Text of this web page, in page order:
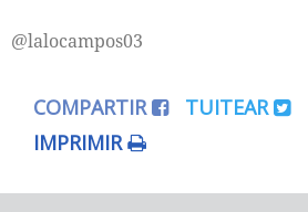
@lalocampos03
COMPARTIR TUITEAR
IMPRIMIR